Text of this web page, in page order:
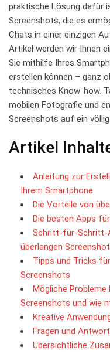
praktische Lösung dafür‍
Screenshots, die ‌es
Chats in einer einzigen
Artikel werden wir Ihnen
Sie mithilfe ‍Ihres
erstellen können‌ – ganz
technisches Know-how.
mobilen Fotografie und
Screenshots auf⁢ ein
Artikel
Anleitung zur⁣
Ihrem Smartphone
Die Vorteile⁢ von
Die besten Apps
Schritt-für-Schritt-
überlangen
Tipps und Tricks⁢
Screenshots
Mögliche Probleme
Screenshots und wie⁤
Kreative
Fragen und
Übersichtliche